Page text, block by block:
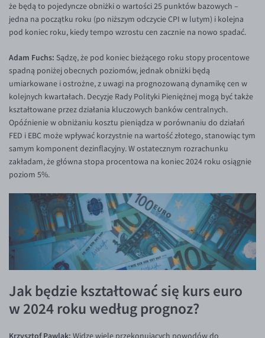
że będą to pojedyncze obniżki o wartości 25 punktów bazowych –
jedna na początku roku (po niższym odczycie CPI w lutym) i kolejna
pod koniec roku, kiedy tempo wzrostu cen zacznie na nowo spadać.
Adam Fuchs: Sądzę, że pod koniec bieżącego roku stopy procentowe
spadną poniżej obecnych poziomów, jednak obniżki będą
umiarkowane i ostrożne, z uwagi na prognozowaną dynamikę cen w
kolejnych kwartałach. Decyzje Rady Polityki Pieniężnej mogą być także
kształtowane przez działania kluczowych banków centralnych.
Opóźnienie w obniżaniu kosztu pieniądza w porównaniu do działań
FED i EBC może wpływać korzystnie na wartość złotego, stanowiąc tym
samym komponent dezinflacyjny. W ostatecznym rozrachunku
zakładam, że główna stopa procentowa na koniec 2024 roku osiągnie
poziom 5%.
Jak będzie kształtować się kurs euro
w 2024 roku według prognoz?
Krzysztof Pawlak: Widzę wiele przekonujących powodów do